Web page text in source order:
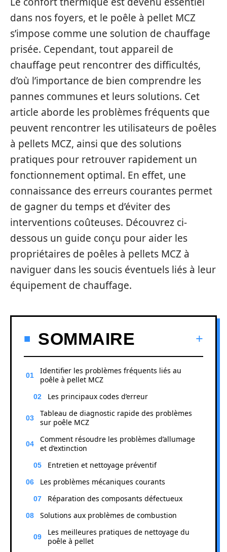
dans nos foyers, et le poêle à pellet MCZ
s’impose comme une solution de chauffage
prisée. Cependant, tout appareil de
chauffage peut rencontrer des difficultés,
d’où l’importance de bien comprendre les
pannes communes et leurs solutions. Cet
article aborde les problèmes fréquents que
peuvent rencontrer les utilisateurs de poêles
à pellets MCZ, ainsi que des solutions
pratiques pour retrouver rapidement un
fonctionnement optimal. En effet, une
connaissance des erreurs courantes permet
de gagner du temps et d’éviter des
interventions coûteuses. Découvrez ci-
dessous un guide conçu pour aider les
propriétaires de poêles à pellets MCZ à
naviguer dans les soucis éventuels liés à leur
équipement de chauffage.
SOMMAIRE
Identifier les problèmes fréquents liés au
poêle à pellet MCZ
Les principaux codes d’erreur
Tableau de diagnostic rapide des problèmes
sur poêle MCZ
Comment résoudre les problèmes d’allumage
et d’extinction
Entretien et nettoyage préventif
Les problèmes mécaniques courants
Réparation des composants défectueux
Solutions aux problèmes de combustion
Les meilleures pratiques de nettoyage du
poêle à pellet